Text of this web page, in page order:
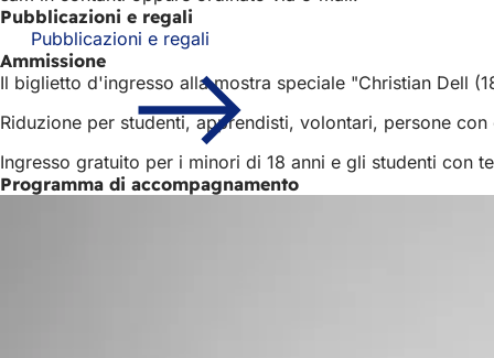
Pubblicazioni e regali
Pubblicazioni e regali
Ammissione
Il biglietto d'ingresso alla mostra speciale "Christian Dell
Riduzione per studenti, apprendisti, volontari, persone
Ingresso gratuito per i minori di 18 anni e gli studenti con
Programma di accompagnamento